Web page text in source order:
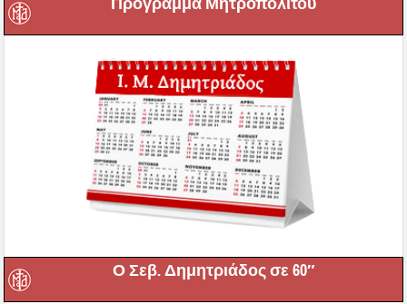
Ο Σεβ. Δημητριάδος σε 60″